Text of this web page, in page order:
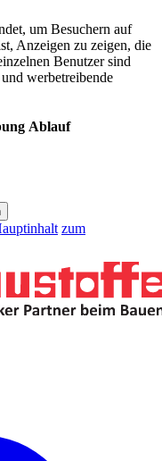
um Besuchern auf
Anzeigen zu zeigen, die
Benutzer sind
werbetreibende
Ablauf
zum